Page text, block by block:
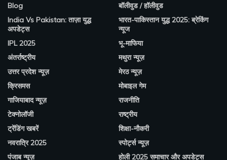
Blog
India Vs Pakistan: ताज़ा युद्ध
अपडेट्स
IPL 2025
अंतर्राष्ट्रीय
उत्तर प्रदेश न्यूज़
क्रिसमस
गाजियाबाद न्यूज़
टेक्नोलॉजी
ट्रेंडिंग खबरें
नवरात्रि 2025
पंजाब न्यूज़
बॉलीवुड / हॉलीवुड
भारत-पाकिस्तान युद्ध 2025: ब्रेकिंग
न्यूज
भू-माफिया
मथुरा न्यूज़
मेरठ न्यूज़
मोबाइल गेम
राजनीति
राष्ट्रीय
शिक्षा-नौकरी
स्पोर्ट्स न्यूज़
होली 2025 समाचार और अपडेट्स